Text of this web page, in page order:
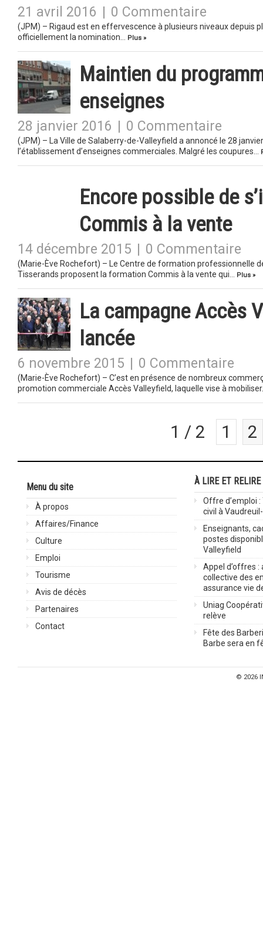
21 avril 2016 0 Commentaire
(JPM) – Rigaud est en effervescence à plusieurs niveaux depuis
officiellement la nomination…
Plus »
Maintien du
enseignes
28 janvier 2016 0 Commentaire
(JPM) – La Ville de Salaberry-de-Valleyfield a annoncé le 28
l’établissement d’enseignes commerciales. Malgré les coupures…
Encore possible de
Commis à la vente
14 décembre 2015 0 Commentaire
(Marie-Ève Rochefort) – Le Centre de formation professionnelle
Tisserands proposent la formation Commis à la vente qui…
Plus »
La campagne Accès
lancée
6 novembre 2015 0 Commentaire
(Marie-Ève Rochefort) – C’est en présence de nombreux
promotion commerciale Accès Valleyfield, laquelle vise à
1 / 2 1 2
Menu du site
À propos
Affaires/Finance
Culture
Emploi
Tourisme
Avis de décès
Partenaires
Contact
À LIRE ET RELIRE
Offre d’emploi
civil à
Enseignants,
postes
Valleyfield
Appel d’offres :
collective des
assurance vie
Uniag
relève
Fête des
Barbe sera en
© 2026